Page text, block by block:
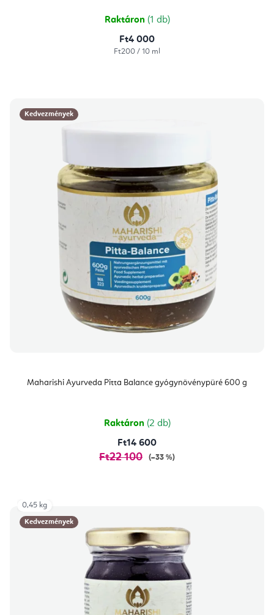
Raktáron (1 db)
Ft4 000
Egységár:
Ft200 / 10 ml
Kedvezmények
Maharishi Ayurveda Pitta Balance gyógynövénypüré 600 g
Raktáron (2 db)
Ft14 600
Ft22 100 (–33 %)
Kedvezmények
0,45 kg